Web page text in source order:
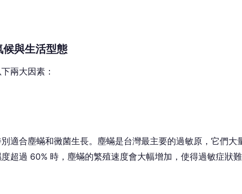
候與生活型態
兩大因素：
適合塵蟎和黴菌生長。塵蟎是台灣最主要的過敏原，它們大
超過 60% 時，塵蟎的繁殖速度會大幅增加，使得過敏症狀